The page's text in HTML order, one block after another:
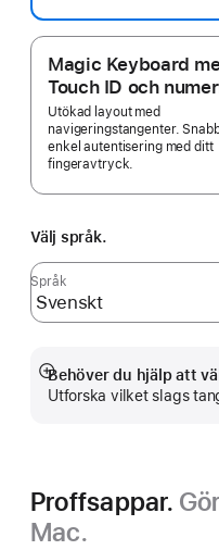
Magic Keyboard
Touch ID och
Utökad layout med
navigeringstangenter.
enkel autentisering med ditt
fingeravtryck.
Välj språk.
Språk
Behöver du hjälp att
Utforska vilket slags
Visa
mer
Proffsappar.
Mac.